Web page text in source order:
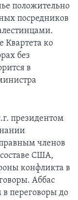
положительно
посредников
Квартета ко
без
в
президентом
членов
США,
конфликта в
Аббас
в переговоры до